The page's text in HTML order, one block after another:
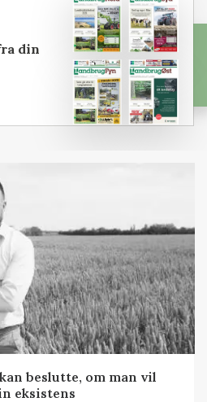
din
beslutte, om man vil
eksistens